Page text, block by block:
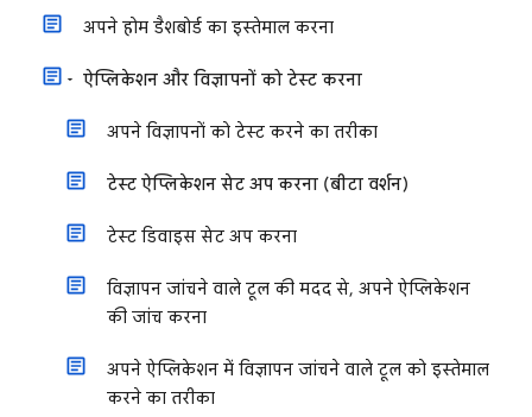
अपने होम डैशबोर्ड का इस्तेमाल करना
ऐप्लिकेशन और विज्ञापनों को टेस्ट करना
अपने विज्ञापनों को टेस्ट करने का तरीका
टेस्ट ऐप्लिकेशन सेट अप करना (बीटा वर्शन)
टेस्ट डिवाइस सेट अप करना
विज्ञापन जांचने वाले टूल की मदद से, अपने ऐप्लिकेशन
की जांच करना
अपने ऐप्लिकेशन में विज्ञापन जांचने वाले टूल को इस्तेमाल
करने का तरीका